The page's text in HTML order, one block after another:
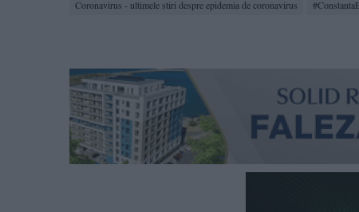
Coronavirus - ultimele stiri despre epidemia de coronavirus